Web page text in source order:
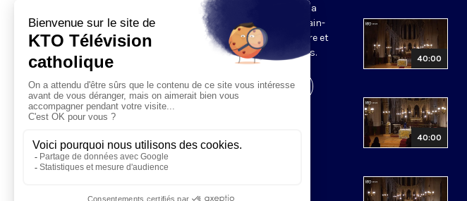
samedi et dimanche, KTO retransmet la
messe en direct de l'église Saint-Germain-
l'Auxerrois, grâce au recteur archiprêtre et
aux chapelains de Notre-Dame de Paris.
Visiter la page de l'émission
40:00
40:00